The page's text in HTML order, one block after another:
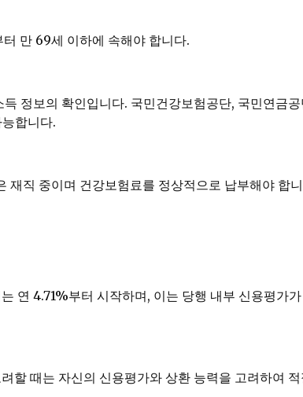
만 69세 이하에 속해야 합니다.
정보의 확인입니다. 국민건강보험공단, 국민연금공
합니다.
재직 중이며 건강보험료를 정상적으로 납부해야 합
연 4.71%부터 시작하며, 이는 당행 내부 신용평가
할 때는 자신의 신용평가와 상환 능력을 고려하여